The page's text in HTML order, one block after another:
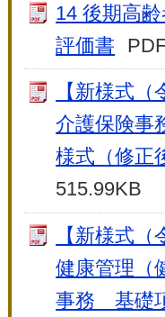
14 後期高
評価書
【新様式
介護保険事
様式（修正
515.99KB
【新様式
健康管理（
事務 基礎